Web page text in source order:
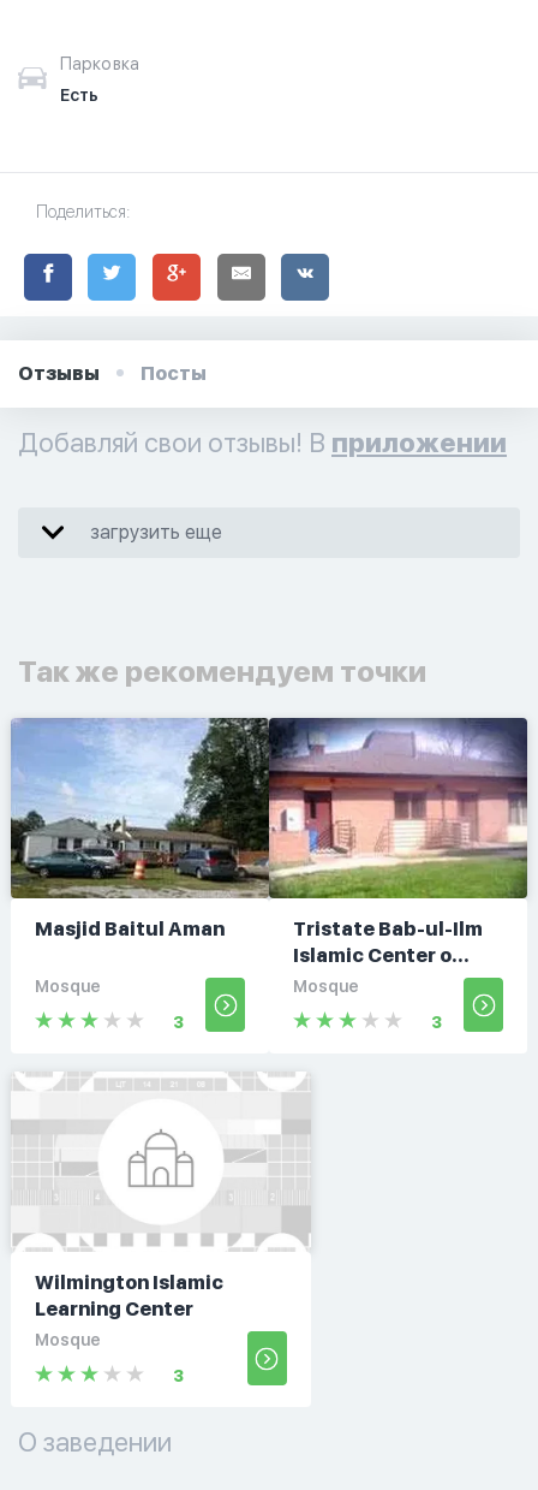
Парковка
Есть
Поделиться:
Отзывы Посты
Добавляй свои отзывы! В приложении
загрузить еще
Так же рекомендуем точки
Masjid Baitul Aman
Mosque
3
Tristate Bab-ul-Ilm
Islamic Center o...
Mosque
3
Wilmington Islamic
Learning Center
Mosque
3
О заведении